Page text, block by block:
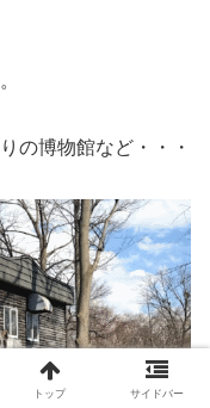
の博物館など・・・
トップ サイドバー